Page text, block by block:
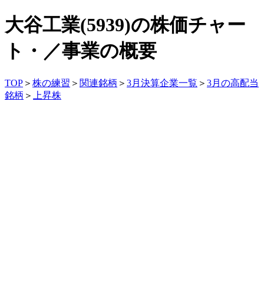
大谷工業(5939)の株価チャー
ト・／事業の概要
TOP ＞ 株の練習 ＞ 関連銘柄 ＞ 3月決算企業一覧 ＞ 3月の高配当
銘柄 ＞ 上昇株